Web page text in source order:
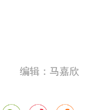
编辑：马嘉欣